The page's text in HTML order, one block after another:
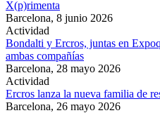
X(p)rimenta
Barcelona, 8 junio 2026
Actividad
Bondalti y Ercros, juntas en
ambas compañías
Barcelona, 28 mayo 2026
Actividad
Ercros lanza la nueva familia de
Barcelona, 26 mayo 2026